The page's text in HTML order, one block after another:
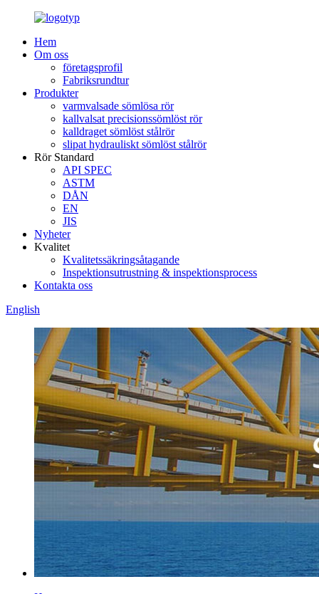
Hem
Om oss
företagsprofil
Fabriksrundtur
Produkter
varmvalsade sömlösa rör
kallvalsat precisionssömlöst rör
kalldraget sömlöst stålrör
slipat hydrauliskt sömlöst stålrör
Rör Standard
API SPEC
ASTM
DÅN
EN
JIS
Nyheter
Kvalitet
Kvalitetssäkringsåtagande
Inspektionsutrustning & inspektionsprocess
Kontakta oss
English